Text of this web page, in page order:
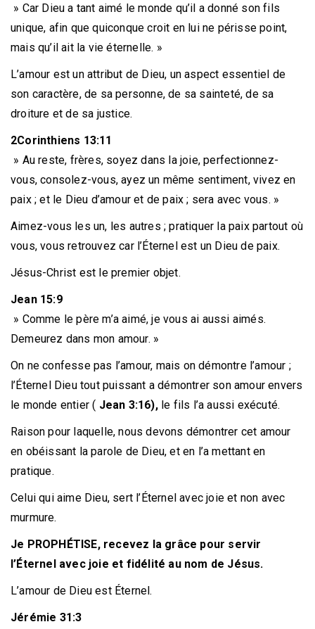
» Car Dieu a tant aimé le monde qu’il a donné son fils
unique, afin que quiconque croit en lui ne périsse point,
mais qu’il ait la vie éternelle. »
L’amour est un attribut de Dieu, un aspect essentiel de
son caractère, de sa personne, de sa sainteté, de sa
droiture et de sa justice.
2Corinthiens 13:11
» Au reste, frères, soyez dans la joie, perfectionnez-
vous, consolez-vous, ayez un même sentiment, vivez en
paix ; et le Dieu d’amour et de paix ; sera avec vous. »
Aimez-vous les un, les autres ; pratiquer la paix partout où
vous, vous retrouvez car l’Éternel est un Dieu de paix.
Jésus-Christ est le premier objet.
Jean 15:9
» Comme le père m’a aimé, je vous ai aussi aimés.
Demeurez dans mon amour. »
On ne confesse pas l’amour, mais on démontre l’amour ;
l’Éternel Dieu tout puissant a démontrer son amour envers
le monde entier ( Jean 3:16),le fils l’a aussi exécuté.
Raison pour laquelle, nous devons démontrer cet amour
en obéissant la parole de Dieu, et en l’a mettant en
pratique.
Celui qui aime Dieu, sert l’Éternel avec joie et non avec
murmure.
Je PROPHÉTISE, recevez la grâce pour servir
l’Éternel avec joie et fidélité au nom de Jésus.
L’amour de Dieu est Éternel.
Jérémie 31:3